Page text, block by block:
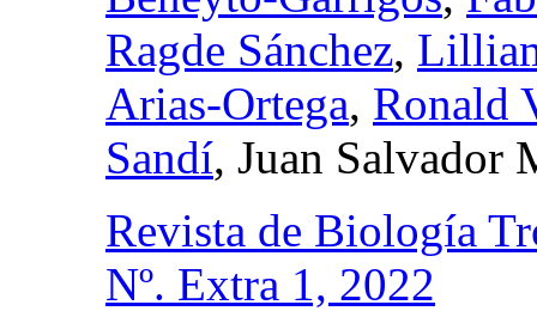
Ragde Sánchez,
Arias-Ortega, Ronald
Sandí, Juan Salvador
Revista de Biología
Nº. Extra 1, 2022